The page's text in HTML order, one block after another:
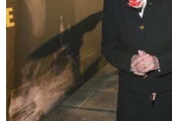
Wir verwenden Cookies, um Inhalte
personalisieren, Funktionen für
zu können und die Zugriffe auf
analysieren. Außerdem geben wir
Verwendung unserer Website an
soziale Medien, Werbung und
Partner führen diese Informationen